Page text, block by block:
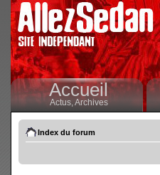
Accueil
Actus,Archives
Index du forum